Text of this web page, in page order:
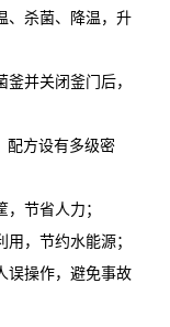
杀菌、降温，升
并关闭釜门后，
方设有多级密
节省人力；
，节约水能源；
操作，避免事故